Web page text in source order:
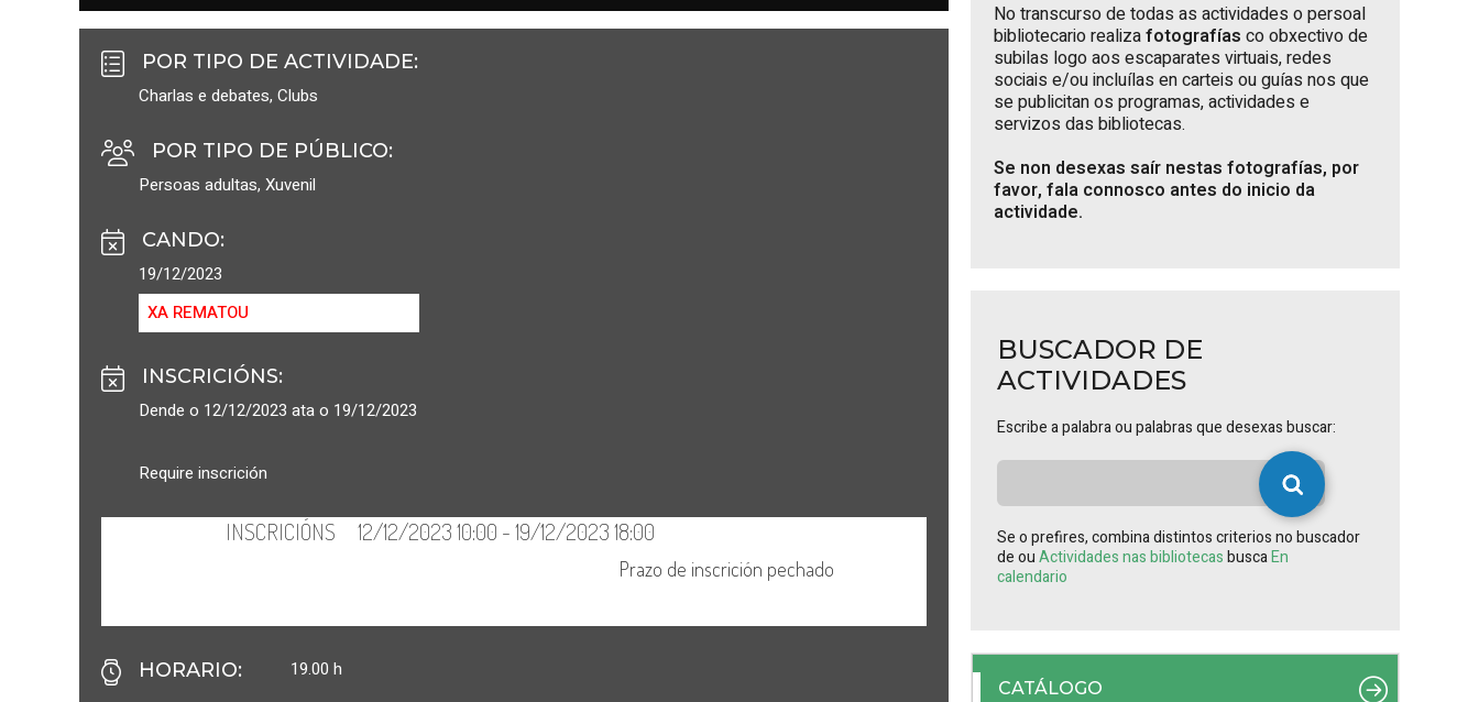
POR TIPO DE ACTIVIDADE:
Charlas e debates, Clubs
POR TIPO DE PÚBLICO:
Persoas adultas, Xuvenil
CANDO:
19/12/2023
XA REMATOU
INSCRICIÓNS:
Dende o 12/12/2023 ata o 19/12/2023
Require inscrición
HORARIO: 19.00 h
No transcurso de todas as actividades o persoal
bibliotecario realizafotografías co obxectivo de
subilas logo aos escaparates virtuais, redes
sociais e/ou incluílas en carteis ou guías nos que
se publicitan os programas, actividades e
servizos das bibliotecas.
Se non desexas saír nestas fotografías, por
favor, fala connosco antes do inicio da
actividade.
BUSCADOR DE
ACTIVIDADES
Escribe a palabra ou palabras que desexas buscar:
Se o prefires, combina distintos criterios no buscador
de ouActividades nas bibliotecasbuscaEn
calendario
CATÁLOGO